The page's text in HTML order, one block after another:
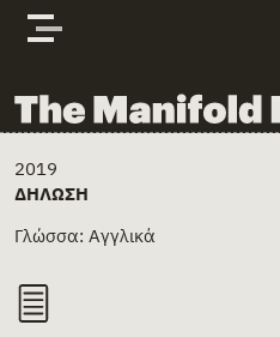
Skip to content
The Manifold Files
Main Page Content
2019
ΔΉΛΩΣΗ
Γλώσσα: Αγγλικά